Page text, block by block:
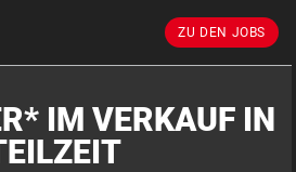
ZU DEN JOBS
IM VERKAUF IN